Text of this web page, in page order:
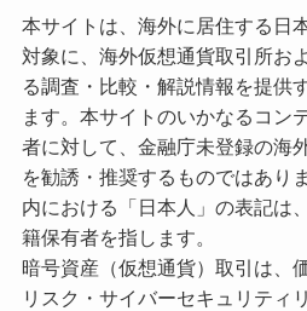
本サイトは、海外に居住する日
対象に、海外仮想通貨取引所お
る調査・比較・解説情報を提供
ます。本サイトのいかなるコン
者に対して、金融庁未登録の海
を勧誘・推奨するものではあり
内における「日本人」の表記は
籍保有者を指します。
暗号資産（仮想通貨）取引は、
リスク・サイバーセキュリティ